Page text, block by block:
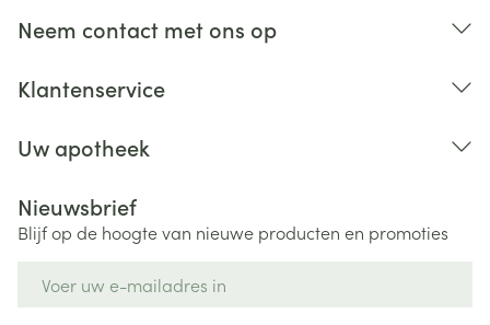
Neem contact met ons op
Klantenservice
Uw apotheek
Nieuwsbrief
Blijf op de hoogte van nieuwe producten en promoties